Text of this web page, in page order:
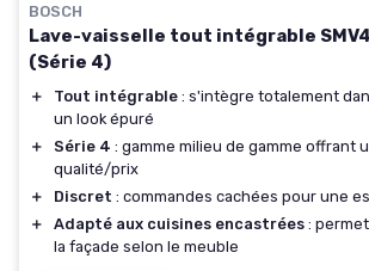
BOSCH
Lave-vaisselle tout intégrable
(Série 4)
＋ Tout intégrable : s'intègre totalement
un look épuré
＋
Série 4 : gamme milieu de gamme offrant
qualité/prix
＋
Discret : commandes cachées pour une
＋
Adapté aux cuisines encastrées :
la façade selon le meuble